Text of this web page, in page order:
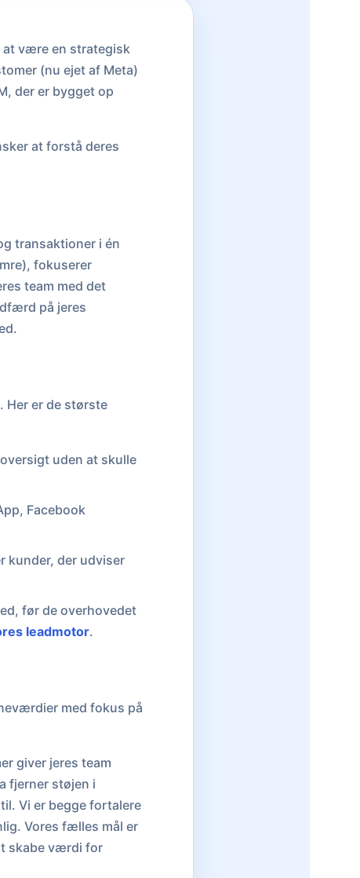
at være en strategisk
(nu ejet af Meta)
der er bygget op
at forstå deres
transaktioner i én
fokuserer
team med det
på jeres
Her er de største
uden at skulle
Facebook
kunder, der udviser
før de overhovedet
leadmotor.
med fokus på
giver jeres team
fjerner støjen i
Vi er begge fortalere
Vores fælles mål er
skabe værdi for